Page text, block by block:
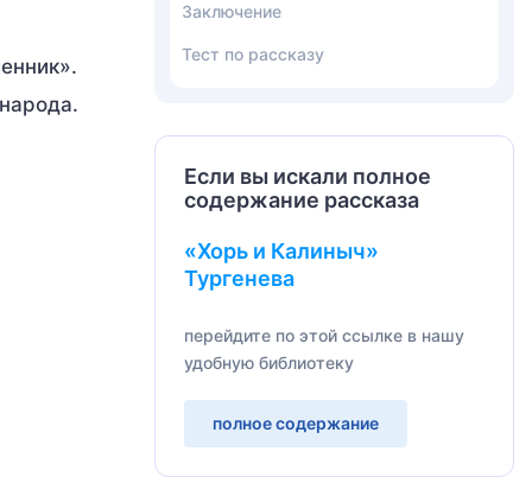
Заключение
Тест по рассказу
Если вы искали полное
содержание рассказа
«Хорь и Калиныч»
Тургенева
перейдите по этой ссылке в нашу
удобную библиотеку
полное содержание